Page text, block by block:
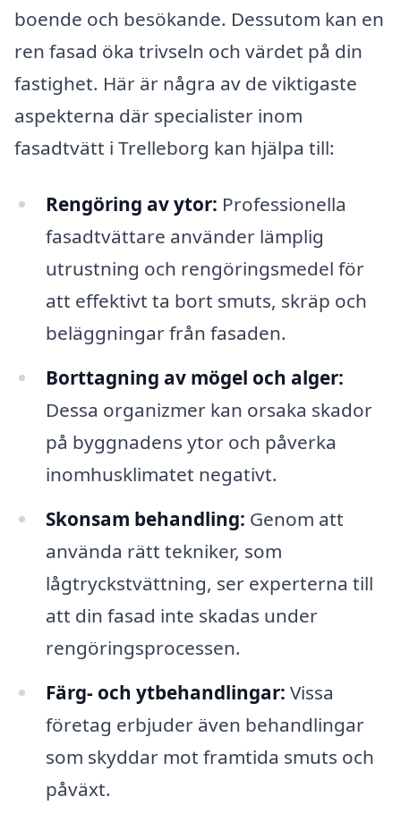
boende och besökande. Dessutom kan en
ren fasad öka trivseln och värdet på din
fastighet. Här är några av de viktigaste
aspekterna där specialister inom
fasadtvätt i Trelleborg kan hjälpa till:
Rengöring av ytor: Professionella
fasadtvättare använder lämplig
utrustning och rengöringsmedel för
att effektivt ta bort smuts, skräp och
beläggningar från fasaden.
Borttagning av mögel och alger:
Dessa organizmer kan orsaka skador
på byggnadens ytor och påverka
inomhusklimatet negativt.
Skonsam behandling: Genom att
använda rätt tekniker, som
lågtryckstvättning, ser experterna till
att din fasad inte skadas under
rengöringsprocessen.
Färg- och ytbehandlingar: Vissa
företag erbjuder även behandlingar
som skyddar mot framtida smuts och
påväxt.